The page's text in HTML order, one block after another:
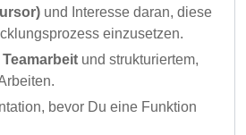
und Interesse daran, diese
einzusetzen.
und strukturiertem,
bevor Du eine Funktion